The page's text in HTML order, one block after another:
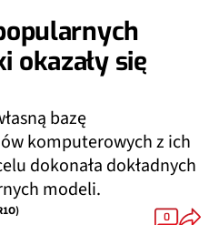
okazały się
bazę
komputerowych z ich
dokonała dokładnych
modeli.
0